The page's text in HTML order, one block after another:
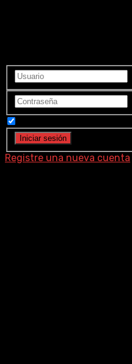
Registre una nueva cuenta